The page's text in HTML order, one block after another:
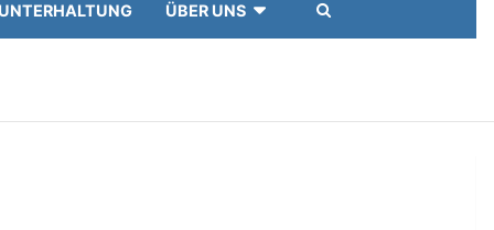
UNTERHALTUNG ÜBER UNS